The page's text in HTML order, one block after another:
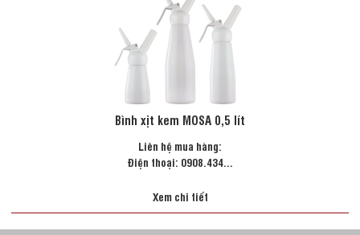
Bình xịt kem MOSA 0,5 lít
Liên hệ mua hàng:
Điện thoại: 0908.434...
Xem chi tiết